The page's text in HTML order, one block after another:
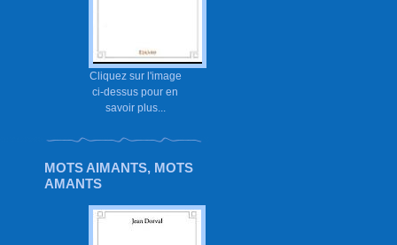
Cliquez sur l'image
ci-dessus pour en
savoir plus...
MOTS AIMANTS, MOTS
AMANTS